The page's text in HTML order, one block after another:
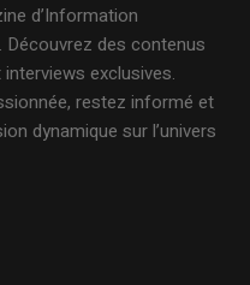
d’Information
Découvrez des contenus
exclusives.
restez informé et
dynamique sur l’univers